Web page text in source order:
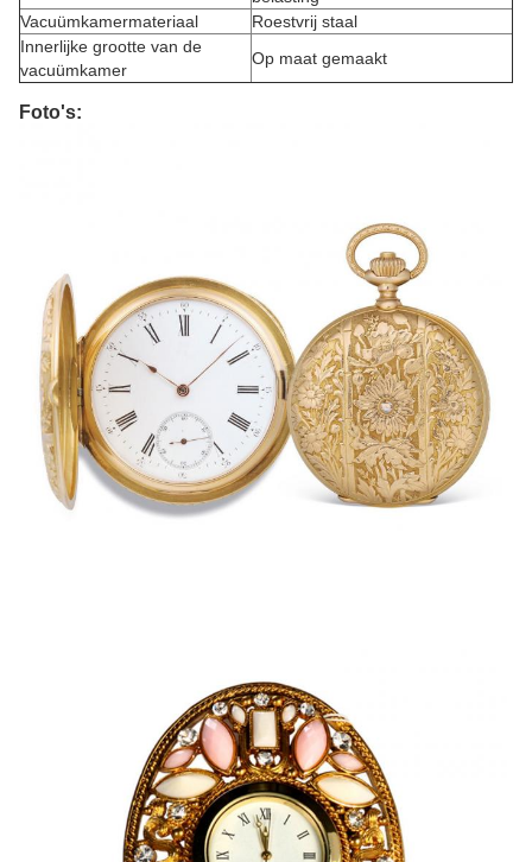
Vacuümkamermateriaal
Roestvrij staal
Innerlijke grootte van de
vacuümkamer
Op maat gemaakt
Foto's: